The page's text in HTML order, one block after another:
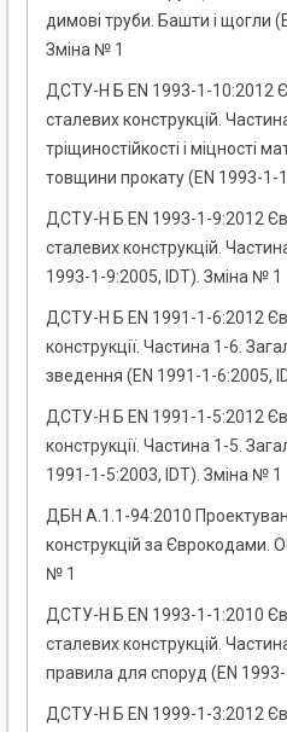
димові труби. Башти і щогли
Зміна № 1
ДСТУ-Н Б EN 1993-1-10:2012
сталевих конструкцій.
тріщиностійкості і міцності
товщини прокату (EN 1993-1-
ДСТУ-Н Б EN 1993-1-9:2012
сталевих конструкцій.
1993-1-9:2005, IDT). Зміна № 1
ДСТУ-Н Б EN 1991-1-6:2012
конструкції. Частина 1-6.
зведення (EN 1991-1-6:2005,
ДСТУ-Н Б EN 1991-1-5:2012
конструкції. Частина 1-5.
1991-1-5:2003, IDT). Зміна № 1
ДБН А.1.1-94:2010
конструкцій за Єврокодами.
№ 1
ДСТУ-Н Б EN 1993-1-1:2010
сталевих конструкцій.
правила для споруд (EN
ДСТУ-Н Б EN 1999-1-3:2012